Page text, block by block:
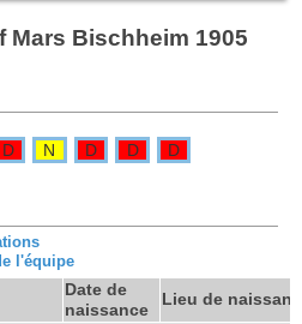
Mars Bischheim 1905
D N D D D
l'équipe
Date de
naissance
Lieu de